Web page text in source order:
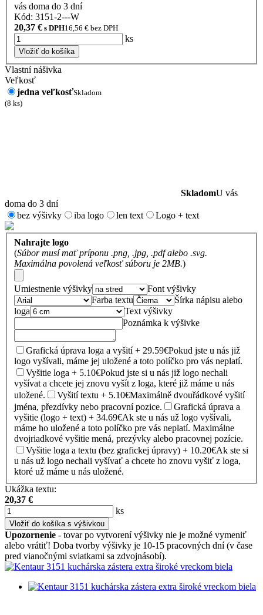
vás doma do 3 dní
Kód: 3151-2---W
20,37 € s DPH16,56 € bez DPH
ks
Vložiť do košíka
Vlastní nášivka
Veľkosť
jedna veľkosťSkladom
(8 ks)
SkladomU vás
doma do 3 dní
bez výšivky
iba logo len text Logo + text
Nahrajte logo
(Súbor musí mať príponu .png, .jpg, .pdf alebo .svg.
Maximálna povolená veľkosť súboru je 2MB.)
Umiestnenie výšivky
Font výšivky
Farba textu
Šírka nápisu alebo
loga
Text výšivky
Poznámka k výšivke
Grafická úprava loga a vyšití + 29.59€Pokud jste u nás již
logo vyšívali, máme jej uložené a toto políčko pro vás neplatí.
Vyšitie loga + 5.10€Pokud jste si u nás již logo nechali
vyšívat a chcete jej znovu vyšít z loga, které již máme u nás
uložené.
Vyšití textu + 5.10€Maximálně dvouřádkové vyšití
jména, přezdívky nebo pracovní pozice.
Grafická úprava a
vyšitie (logo + text) + 34.69€Ak ste u nás už logo vyšívali,
máme ho uložené a toto políčko pre vás neplatí. Maximálne
dvojriadkové vyšitie mená, prezývky alebo pracovnej pozície.
Vyšitie loga a textu (bez grafickej úpravy) + 10.20€Ak ste si
u nás už logo nechali vyšívať a chcete ho znovu vyšiť z loga,
ktoré už máme u nás uložené.
Ukážka textu:
20,37 €
ks
Vložiť do košíka s výšivkou
Upozornenie - tovar po vytvorení výšivky nie je možné vymeniť
alebo vrátiť! Doba tvorby výšivky je 10-15 pracovných dní (v čase
pred vianočnými sviatkami sa zdvojnásobí).